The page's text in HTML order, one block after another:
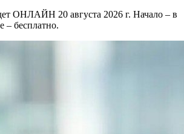
ОНЛАЙН 20 августа 2026 г. Начало – в
– бесплатно.